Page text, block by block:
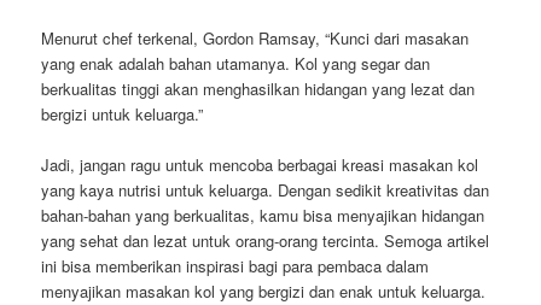
Menurut chef terkenal, Gordon Ramsay, “Kunci dari masakan
yang enak adalah bahan utamanya. Kol yang segar dan
berkualitas tinggi akan menghasilkan hidangan yang lezat dan
bergizi untuk keluarga.”
Jadi, jangan ragu untuk mencoba berbagai kreasi masakan kol
yang kaya nutrisi untuk keluarga. Dengan sedikit kreativitas dan
bahan-bahan yang berkualitas, kamu bisa menyajikan hidangan
yang sehat dan lezat untuk orang-orang tercinta. Semoga artikel
ini bisa memberikan inspirasi bagi para pembaca dalam
menyajikan masakan kol yang bergizi dan enak untuk keluarga.